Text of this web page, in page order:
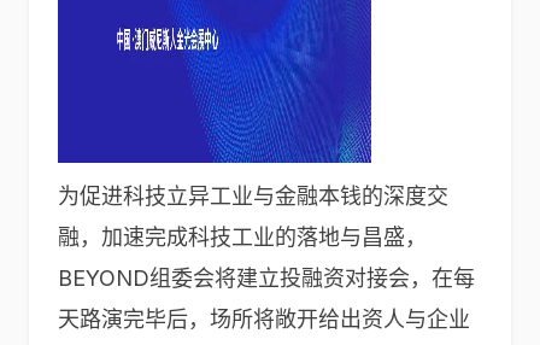
为促进科技立异工业与金融本钱的深度交
融，加速完成科技工业的落地与昌盛，
BEYOND组委会将建立投融资对接会，在每
天路演完毕后，场所将敞开给出资人与企业